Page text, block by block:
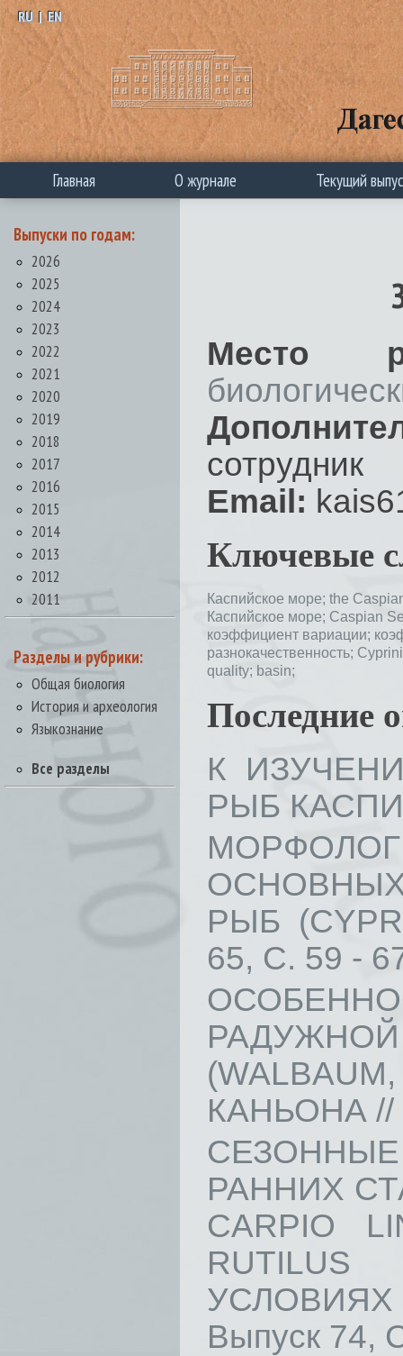
RU | EN
Главная О журнале Текущий
Выпуски по годам:
2026
2025
2024
2023
2022
2021
2020
2019
2018
2017
2016
2015
2014
2013
2012
2011
Разделы и рубрики:
Общая биология
История и археология
Языкознание
Все разделы
Место
сотрудник
Email:
Ключевые
Каспийское море; the
Каспийское море; Caspian
коэффициент вариации;
разнокачественность;
quality; basin;
Последние
К
РЫБ
РЫБ
65, С. 59 -
РАДУЖНОЙ
КАНЬОНА //
РАННИХ
CARPIO
Выпуск 74,